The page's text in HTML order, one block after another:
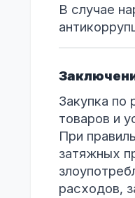
В случае
Закупка по
товаров и
При
затяжных
расходов,